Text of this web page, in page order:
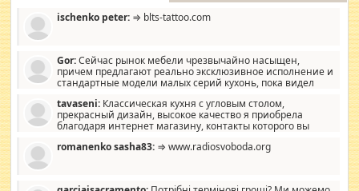
ischenko peter: ⇒ blts-tattoo.com
Gor:Сейчас рынок мебели чрезвычайно насыщен,
причем предлагают реально эксклюзивное исполнение и
стандартные модели малых серий кухонь, пока видел
стандартные формы, в MebelOk, креативненько и что главное -
со вкусом все в порядке, без ненужных наворотов удорожающих
мебель, а это не последний фактор.
tavaseni: Классическая кухня с угловым столом,
прекрасный дизайн, высокое качество я приобрела
благодаря интернет магазину, контакты которого вы
romanenko sasha83: ⇒ www.radiosvoboda.org